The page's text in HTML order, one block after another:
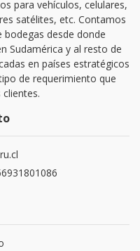
para vehículos, celulares,
satélites, etc. Contamos
desde donde
Sudamérica y al resto de
en países estratégicos
de requerimiento que